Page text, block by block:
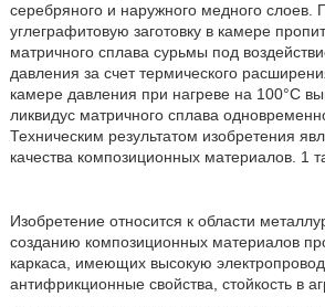
серебряного и наружного медного слоев.
углеграфитовую заготовку в камере
матричного сплава сурьмы под
давления за счет термического
камере давления при нагреве на 100°С
ликвидус матричного сплава
Техническим результатом изобретения
качества композиционных материалов. 1
Изобретение относится к области
созданию композиционных материалов
каркаса, имеющих высокую
антифрикционные свойства, стойкость в